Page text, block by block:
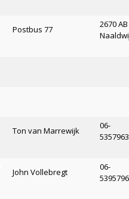
Postbus 77
2670 AB
Ton van Marrewijk
06-
John Vollebregt
06-